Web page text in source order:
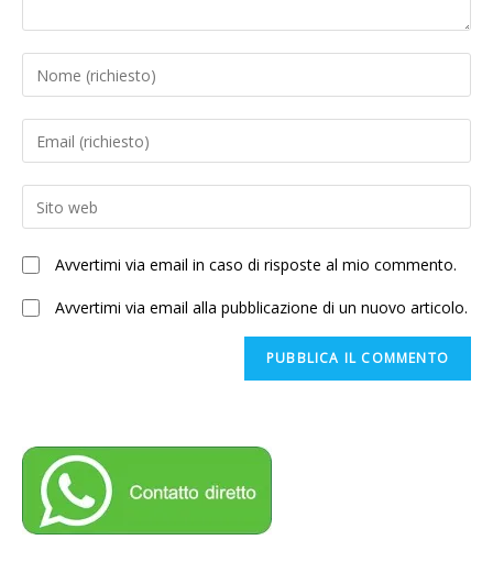
Inserisci
il
tuo
nome
nome
utente
per
Inserisci
il
tuo
indirizzo
per
commentare
Enter
your
website
URL
(optional)
Avvertimi via email in caso di risposte al mio commento.
Avvertimi via email alla pubblicazione di un nuovo articolo.